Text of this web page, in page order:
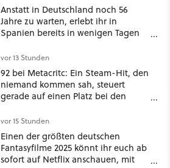
Anstatt in Deutschland noch 56
Jahre zu warten, erlebt ihr in
Spanien bereits in wenigen Tagen
vor 13 Stunden
92 bei Metacritc: Ein Steam-Hit, den
niemand kommen sah, steuert
gerade auf einen Platz bei den
vor 15 Stunden
Einen der größten deutschen
Fantasyfilme 2025 könnt ihr euch ab
sofort auf Netflix anschauen, mit